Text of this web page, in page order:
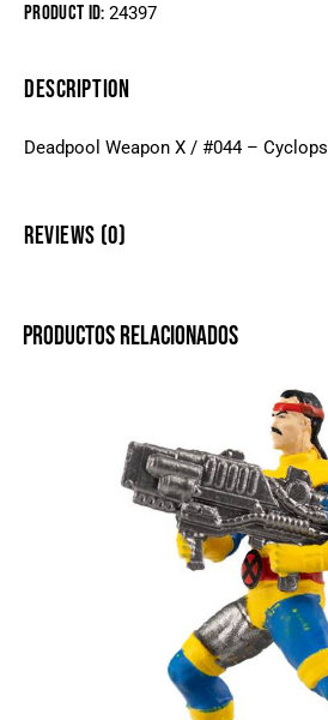
Product ID:24397
DESCRIPTION
Deadpool Weapon X / #044 – Cyclops
REVIEWS (0)
PRODUCTOS RELACIONADOS